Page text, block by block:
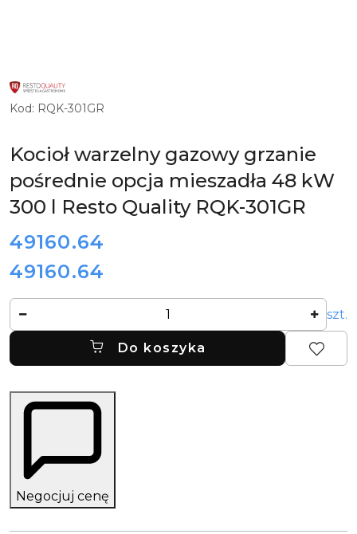
LOGO
PRODUCENTA
INNOWACYJNYCH
I
DLA
GASTRONOMII
RESTO
QUALITY
Kod: RQK-301GR
Kocioł warzelny gazowy grzanie
pośrednie opcja mieszadła 48 kW
300 l Resto Quality RQK-301GR
cena:
49160.64
Cena:
49160.64
szt.
Do koszyka
Negocjuj cenę